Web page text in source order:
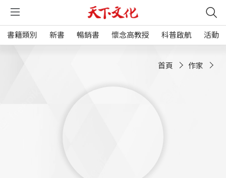
書籍類別 新書 暢銷書 懷念高教授 科普啟航 活動
首頁 作家